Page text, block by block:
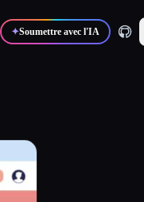
✦Soumettre avec l'IA